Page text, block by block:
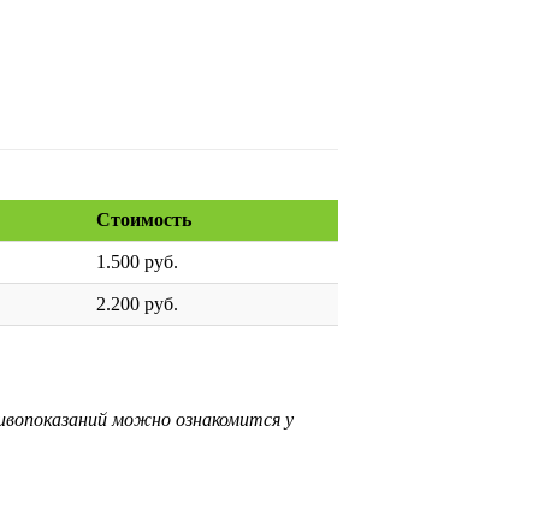
Стоимость
1.500 руб.
2.200 руб.
можно ознакомится у